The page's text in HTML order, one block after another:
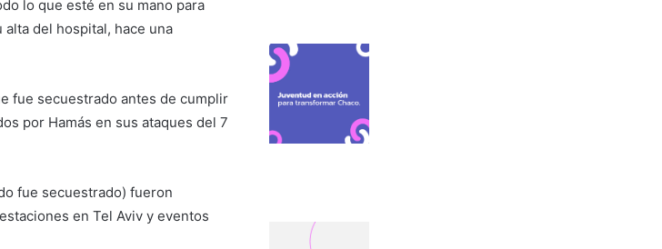
lo que esté en su mano para
del hospital, hace una
fue secuestrado antes de cumplir
por Hamás en sus ataques del 7
fue secuestrado) fueron
en Tel Aviv y eventos